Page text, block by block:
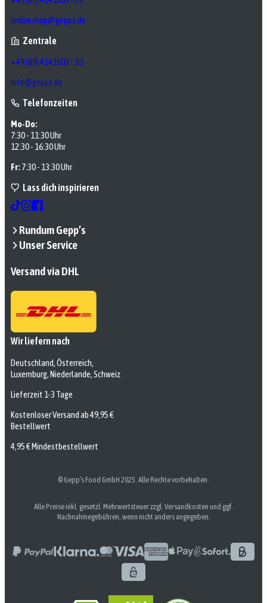
onlineshop@gepps.de
Zentrale
+49 (89) 4141603 - 10
info@gepps.de
Telefonzeiten
Mo-Do:
7:30 - 11:30 Uhr
12:30 - 16:30 Uhr
Fr:7:30 - 13:30 Uhr
Lass dich inspirieren
Rundum Gepp’s
Unser Service
Versand via DHL
Wir liefern nach
Deutschland, Österreich,
Luxemburg, Niederlande, Schweiz
Lieferzeit 1-3 Tage
Kostenloser Versand ab 49,95 €
Bestellwert
4,95 € Mindestbestellwert
© Gepp’s Food GmbH 2025. Alle Rechte vorbehalten.
Alle Preise inkl. gesetzl. Mehrwertsteuer zzgl. Versandkosten und ggf.
Nachnahmegebühren, wenn nicht anders angegeben.